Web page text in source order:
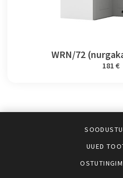
WRN/72
181 €
UUED